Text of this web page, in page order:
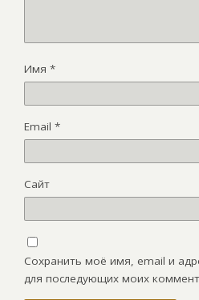
Имя *
Email *
Сайт
Сохранить моё имя, email и
для последующих моих